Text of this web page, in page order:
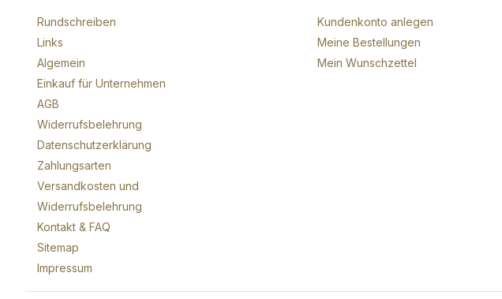
Rundschreiben
Links
Algemein
Einkauf für Unternehmen
AGB
Widerrufsbelehrung
Datenschutzerklärung
Zahlungsarten
Versandkosten und
Widerrufsbelehrung
Kontakt & FAQ
Sitemap
Impressum
Kundenkonto anlegen
Meine Bestellungen
Mein Wunschzettel